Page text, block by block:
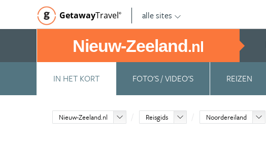
GetawayTravel© alle sites
Nieuw-Zeeland.nl
IN HET KORT FOTO'S / VIDEO'S REIZEN
Nieuw-Zeeland.nl Reisgids Noordereiland